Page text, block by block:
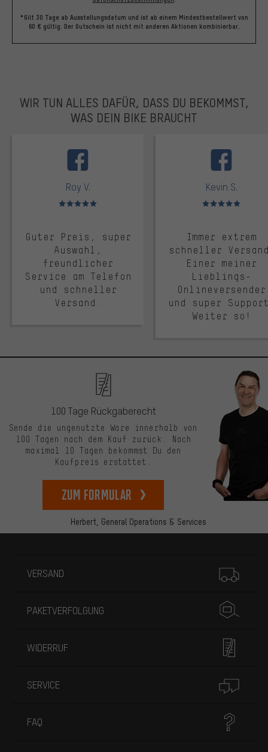
*Gilt 30 Tage ab Ausstellungsdatum und ist ab einem Mindestbestellwert von
60 € gültig. Der Gutschein ist nicht mit anderen Aktionen kombinierbar.
WIR TUN ALLES DAFÜR, DASS DU BEKOMMST,
WAS DEIN BIKE BRAUCHT
Roy V.
Bewertungen: 5 von 5
Guter Preis, super
Auswahl,
freundlicher
Service am Telefon
und schneller
Versand.
Kevin S.
Bewertungen: 5 von 5
Immer extrem
schneller
Einer meiner
Lieblings-
Onlineversender
und super
Weiter so!
Herbert, General Operations & Services
100 Tage Rückgaberecht
Sende die ungenutzte Ware innerhalb von
100 Tagen nach dem Kauf zurück. Nach
maximal 10 Tagen bekommst Du den
Kaufpreis erstattet.
zum Formular
VERSAND
PAKETVERFOLGUNG
WIDERRUF
SERVICE
FAQ